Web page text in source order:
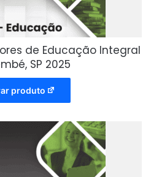
de Educação Integral
SP 2025
produto